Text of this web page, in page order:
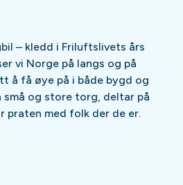
– kledd i Friluftslivets års
vi Norge på langs og på
å få øye på i både bygd og
små og store torg, deltar på
praten med folk der de er.